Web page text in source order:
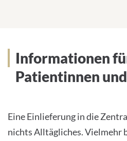
Informationen
Patientinnen
Eine Einlieferung in die
nichts Alltägliches. Vielmehr